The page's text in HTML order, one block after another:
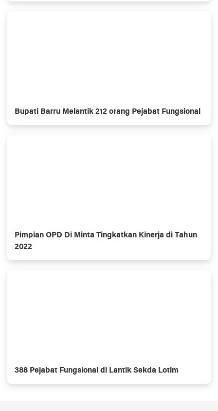
Bupati Barru Melantik 212 orang Pejabat Fungsional
Pimpian OPD Di Minta Tingkatkan Kinerja di Tahun
2022
388 Pejabat Fungsional di Lantik Sekda Lotim